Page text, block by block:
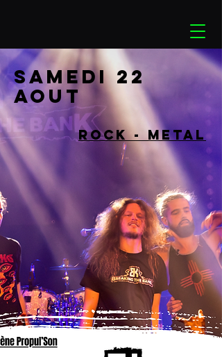
SAMEDI 22
AOUT
ROCK - METAL